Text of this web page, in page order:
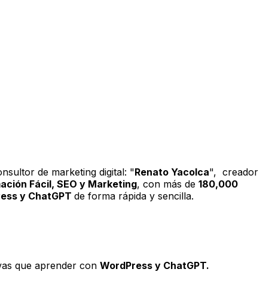
de marketing digital: "Renato Yacolca", creador
Fácil, SEO y Marketing, con más de 180,000
y ChatGPT de forma rápida y sencilla.
que aprender con WordPress y ChatGPT.